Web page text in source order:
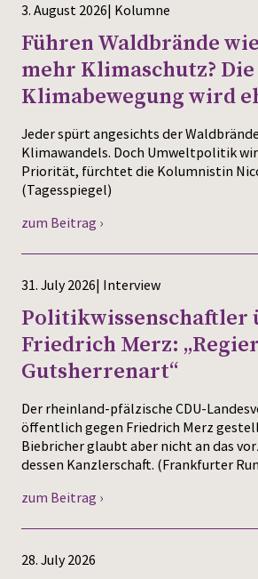
Press
3. August 2026| Kolumne
Führen Waldbrände
mehr Klimaschutz? Die
Klimabewegung wird
Jeder spürt angesichts der
Klimawandels. Doch Umweltpolitik
Priorität, fürchtet die Kolumnistin
(Tagesspiegel)
zum Beitrag ›
31. July 2026| Interview
Politikwissenschaftler
Friedrich Merz:
Gutsherrenart“
Der rheinland-pfälzische CDU-
öffentlich gegen Friedrich Merz
Biebricher glaubt aber nicht an das
dessen Kanzlerschaft. (Frankfurter
zum Beitrag ›
28. July 2026